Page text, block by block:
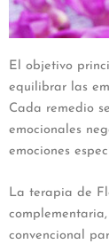
El objetivo
equilibrar las
Cada remedio
emocionales
emociones
La terapia de
convencional